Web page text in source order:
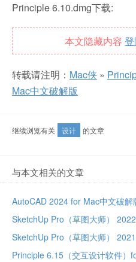
Principle 6.10.dmg下载:
本文隐藏内容
转载请注明： Mac侠 »
Mac中文破解版
继续浏览有关 设计 的文章
与本文相关的文章
AutoCAD 2024 for Mac中文破解
Principle 6.15（交互设计软件）